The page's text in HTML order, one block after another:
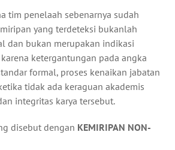
tim penelaah sebenarnya sudah
yang terdeteksi bukanlah
dan bukan merupakan indikasi
ketergantungan pada angka
formal, proses kenaikan jabatan
tidak ada keraguan akademis
integritas karya tersebut.
disebut dengan KEMIRIPAN NON-